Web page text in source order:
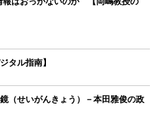
タル指南】
（せいがんきょう）－本田雅俊の政